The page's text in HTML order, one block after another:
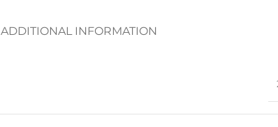
ADDITIONAL INFORMATION